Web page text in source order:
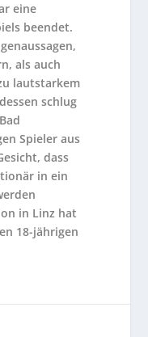
eine
beendet.
als auch
lautstarkem
schlug
Spieler aus
dass
in ein
in Linz hat
18-jährigen